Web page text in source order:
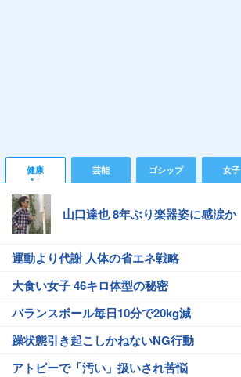
健康 芸能 ゴシップ 女子
山口達也 8年ぶり楽器姿に感涙か
運動より代謝 人体の省エネ戦略
大食い女子 46キロ体型の秘密
バランスボール毎日10分で20kg減
躁状態引き起こしかねないNG行動
アトピーで「汚い」扱いされ苦悩